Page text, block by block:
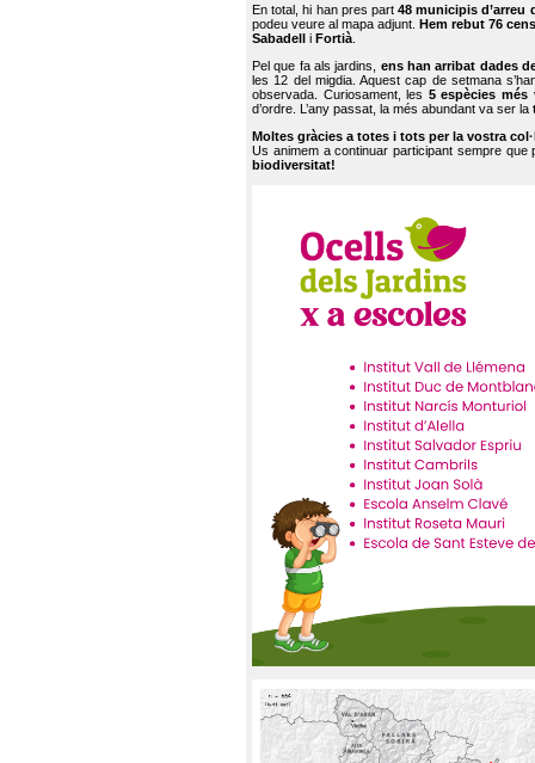
En total, hi han pres part48 municipis d’arreu
podeu veure al mapa adjunt. Hem rebut 76
Sabadell
i Fortià.
Pel que fa als jardins, ens han arribat dades
les 12 del migdia. Aquest cap de setmana
observada. Curiosament, les 5 espècies més
d’ordre. L’any passat, la més abundant va ser la
Moltes gràcies a totes i tots per la vostra
Us animem a continuar participant sempre que
biodiversitat!